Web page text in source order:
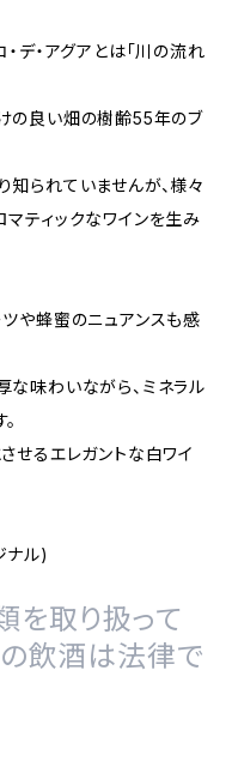
・デ・アグアとは「川の流れ
の良い畑の樹齢55年のブ
知られていませんが、様々
マティックなワインを生み
ツや蜂蜜のニュアンスも感
な味わいながら、ミネラル
せるエレガントな白ワイ
ナル)
を取り扱って
飲酒は法律で